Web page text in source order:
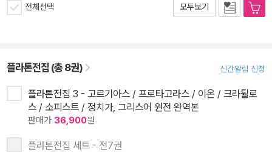
전체선택 모두보기
플라톤전집 (총 8권) 신간알림 신청
플라톤전집 3 - 고르기아스 / 프로타고라스 / 이온 / 크라튈로
스 / 소피스트 / 정치가, 그리스어 원전 완역본
판매가 36,900원
플라톤전집 세트 - 전7권